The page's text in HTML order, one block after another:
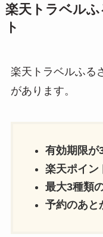
楽天トラベル
ト
楽天トラベルふる
があります。
有効期限が
楽天ポイン
最大3種類
予約のあと